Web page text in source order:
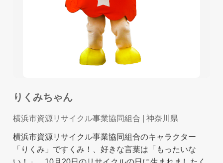
りくみちゃん
横浜市資源リサイクル事業協同組合 | 神奈川県
横浜市資源リサイクル事業協同組合のキャラクター
「りくみ」ですくみ！、好きな言葉は「もったいな